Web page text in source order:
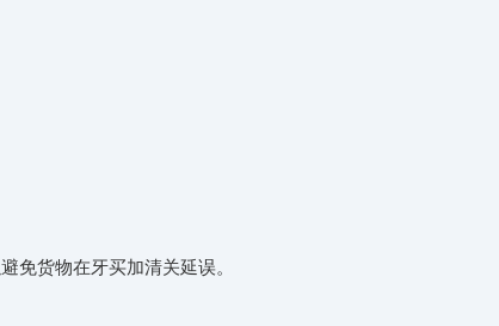
免货物在‌‌‌牙买加清关延误。